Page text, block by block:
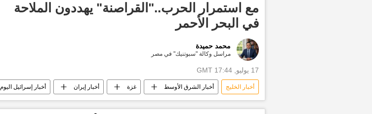
مع استمرار الحرب.."القراصنة" يهددون الملاحة
في البحر الأحمر
محمد حميدة
مراسل وكالة "سبوتنيك" في مصر
17 يوليو, 17:44 GMT
أخبار الخليج أخبار الشرق الأوسط غزة أخبار إيران أخبار إسرائيل اليوم